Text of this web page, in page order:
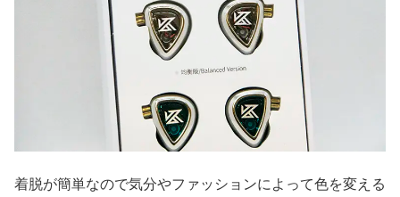
着脱が簡単なので気分やファッションによって色を変える